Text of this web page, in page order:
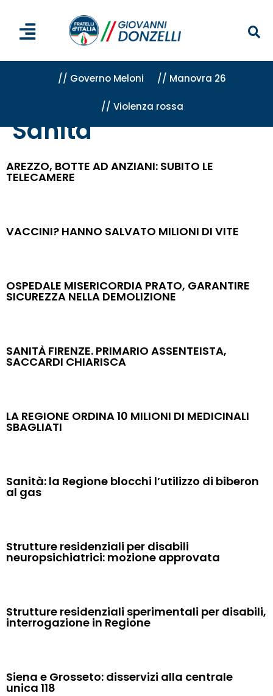
// Governo Meloni // Manovra 26
// Violenza rossa
Sanità»Pagina 6
Sanità
AREZZO, BOTTE AD ANZIANI: SUBITO LE
TELECAMERE
VACCINI? HANNO SALVATO MILIONI DI VITE
OSPEDALE MISERICORDIA PRATO, GARANTIRE
SICUREZZA NELLA DEMOLIZIONE
SANITÀ FIRENZE. PRIMARIO ASSENTEISTA,
SACCARDI CHIARISCA
LA REGIONE ORDINA 10 MILIONI DI MEDICINALI
SBAGLIATI
Sanità: la Regione blocchi l’utilizzo di biberon
al gas
Strutture residenziali per disabili
neuropsichiatrici: mozione approvata
Strutture residenziali sperimentali per disabili,
interrogazione in Regione
Siena e Grosseto: disservizi alla centrale
unica 118